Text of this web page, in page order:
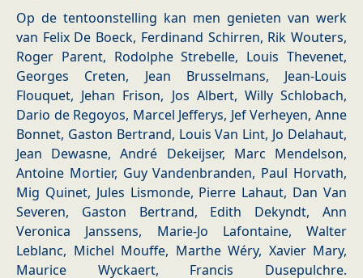
Op de tentoonstelling kan men genieten van werk
van Felix De Boeck, Ferdinand Schirren, Rik Wouters,
Roger Parent, Rodolphe Strebelle, Louis Thevenet,
Georges Creten, Jean Brusselmans, Jean-Louis
Flouquet, Jehan Frison, Jos Albert, Willy Schlobach,
Dario de Regoyos, Marcel Jefferys, Jef Verheyen, Anne
Bonnet, Gaston Bertrand, Louis Van Lint, Jo Delahaut,
Jean Dewasne, André Dekeijser, Marc Mendelson,
Antoine Mortier, Guy Vandenbranden, Paul Horvath,
Mig Quinet, Jules Lismonde, Pierre Lahaut, Dan Van
Severen, Gaston Bertrand, Edith Dekyndt, Ann
Veronica Janssens, Marie-Jo Lafontaine, Walter
Leblanc, Michel Mouffe, Marthe Wéry, Xavier Mary,
Maurice Wyckaert, Francis Dusepulchre.